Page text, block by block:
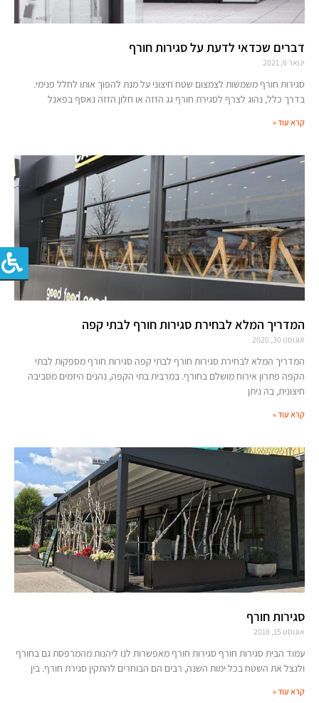
דברים שכדאי לדעת על סגירות חורף
ינואר 6, 2021
סגירות חורף משמשות לצמצום שטח חיצוני על מנת להפוך אותו לחלל פנימי.
בדרך כלל, נהוג לצרף לסגירת חורף גג הזזה או חלון הזזה נאסף בפאנל
קרא עוד »
המדריך המלא לבחירת סגירות חורף לבתי קפה
אוגוסט 30, 2020
המדריך המלא לבחירת סגירות חורף לבתי קפה סגירות חורף מספקות לבתי
הקפה פתרון אירוח מושלם בחורף. במרבית בתי הקפה, נהנים היזמים מסביבה
חיצונית, בה ניתן
קרא עוד »
סגירות חורף
אוגוסט 15, 2018
עמוד הבית סגירות חורף סגירות חורף מאפשרות לנו ליהנות מהמרפסת גם בחורף
ולנצל את השטח בכל ימות השנה, רבים הם הבוחרים להתקין סגירת חורף. בין
קרא עוד »